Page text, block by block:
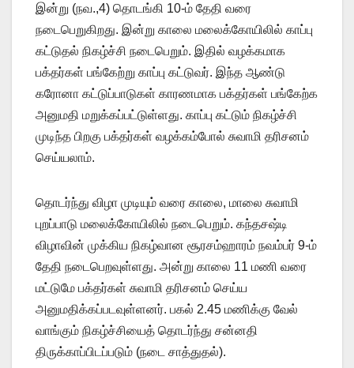
இன்று (நவ.,4) தொடங்கி 10-ம் தேதி வரை
நடைபெறுகிறது. இன்று காலை மலைக்கோயிலில் காப்பு
கட்டுதல் நிகழ்ச்சி நடைபெறும். இதில் வழக்கமாக
பக்தர்கள் பங்கேற்று காப்பு கட்டுவர். இந்த ஆண்டு
கரோனா கட்டுப்பாடுகள் காரணமாக பக்தர்கள் பங்கேற்க
அனுமதி மறுக்கப்பட்டுள்ளது. காப்பு கட்டும் நிகழ்ச்சி
முடிந்த பிறகு பக்தர்கள் வழக்கம்போல் சுவாமி தரிசனம்
செய்யலாம்.
தொடர்ந்து விழா முடியும் வரை காலை, மாலை சுவாமி
புறப்பாடு மலைக்கோயிலில் நடைபெறும். கந்தசஷ்டி
விழாவின் முக்கிய நிகழ்வான சூரசம்ஹாரம் நவம்பர் 9-ம்
தேதி நடைபெறவுள்ளது. அன்று காலை 11 மணி வரை
மட்டுமே பக்தர்கள் சுவாமி தரிசனம் செய்ய
அனுமதிக்கப்படவுள்ளனர். பகல் 2.45 மணிக்கு வேல்
வாங்கும் நிகழ்ச்சியைத் தொடர்ந்து சன்னதி
திருக்காப்பிடப்படும் (நடை சாத்துதல்).